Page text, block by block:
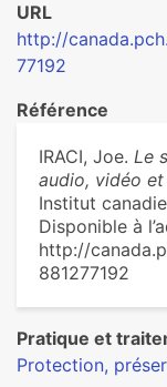
URL
http://
77192
Référence
IRACI, Joe. Le
audio, vidéo
Institut
Disponible à
http://
881277192
Pratique et
Protection,